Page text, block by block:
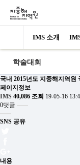
IMS 소개
학술대회
국내 2015년도 지중해지역원
페이지정보
IMS 40,086 조회 19-05-16
0댓글
SNS 공유
내용